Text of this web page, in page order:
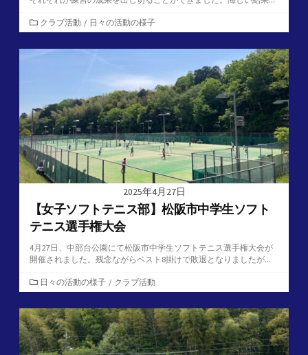
カ
テ
ゴ
クラブ活動 / 日々の活動の様子
2025年4月27日
【女子ソフトテニス部】松阪市中学生ソフト
テニス選手権大会
4月27日、中部台公園にて松阪市中学生ソフトテニス選手権大会が
開催されました。残念ながらベスト8掛けで敗退となりましたが...
カ
テ
ゴ
リ
ー
日々の活動の様子 / クラブ活動